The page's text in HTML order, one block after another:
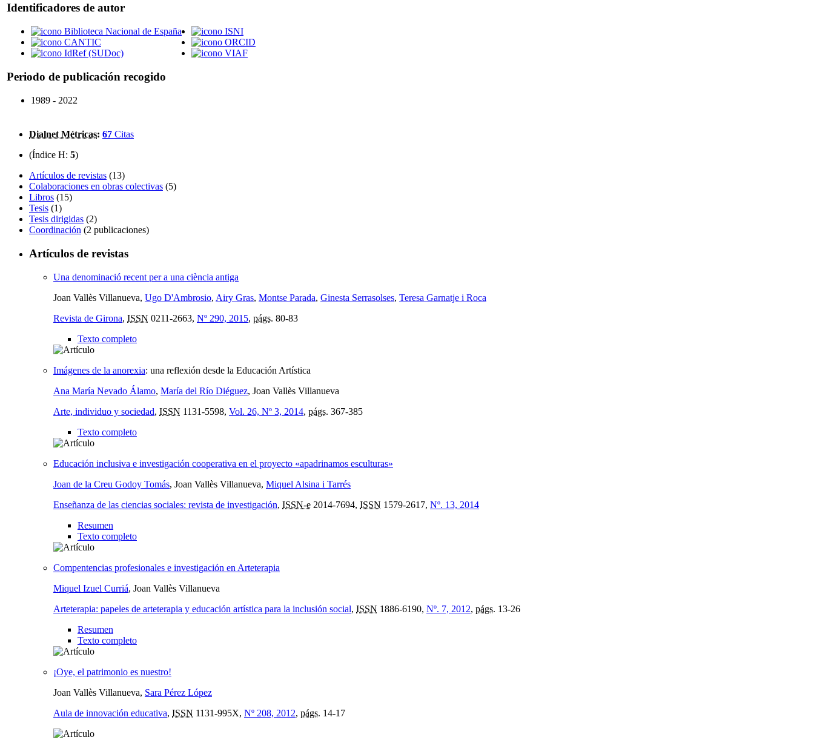
Identificadores de autor
Biblioteca Nacional de España
CANTIC
IdRef (SUDoc)
ISNI
ORCID
VIAF
Periodo de publicación recogido
1989 - 2022
Dialnet Métricas: 67 Citas
(Índice H: 5)
Artículos de revistas (13)
Colaboraciones en obras colectivas (5)
Libros (15)
Tesis (1)
Tesis dirigidas (2)
Coordinación (2 publicaciones)
Artículos de revistas
Una denominació recent per a una ciència antiga
Joan Vallès Villanueva, Ugo D'Ambrosio, Airy Gras, Montse Parada, Ginesta Serrasolses, Teresa Garnatje i Roca
Revista de Girona, ISSN 0211-2663, Nº 290, 2015, págs. 80-83
Texto completo
Imágenes de la anorexia: una reflexión desde la Educación Artística
Ana María Nevado Álamo, María del Río Diéguez, Joan Vallès Villanueva
Arte, individuo y sociedad, ISSN 1131-5598, Vol. 26, Nº 3, 2014, págs. 367-385
Texto completo
Educación inclusiva e investigación cooperativa en el proyecto «apadrinamos esculturas»
Joan de la Creu Godoy Tomás, Joan Vallès Villanueva, Miquel Alsina i Tarrés
Enseñanza de las ciencias sociales: revista de investigación, ISSN-e 2014-7694, ISSN 1579-2617, Nº. 13, 2014
Resumen
Texto completo
Compentencias profesionales e investigación en Arteterapia
Miquel Izuel Curriá, Joan Vallès Villanueva
Arteterapia: papeles de arteterapia y educación artística para la inclusión social, ISSN 1886-6190, Nº. 7, 2012, págs. 13-26
Resumen
Texto completo
¡Oye, el patrimonio es nuestro!
Joan Vallès Villanueva, Sara Pérez López
Aula de innovación educativa, ISSN 1131-995X, Nº 208, 2012, págs. 14-17